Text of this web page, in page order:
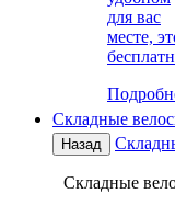
для вас
месте,
Складные
Назад
Складные